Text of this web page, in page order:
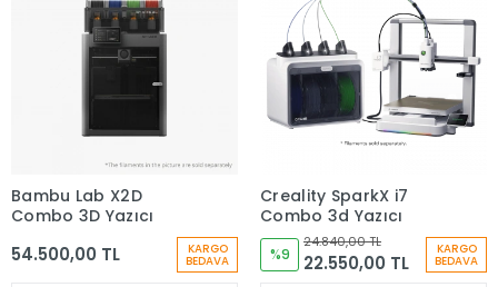
Bambu Lab X2D
Combo 3D Yazıcı
54.500,00 TL KARGO
BEDAVA
Creality SparkX i7
Combo 3d Yazıcı
%9
24.840,00 TL
22.550,00 TL
KARGO
BEDAVA